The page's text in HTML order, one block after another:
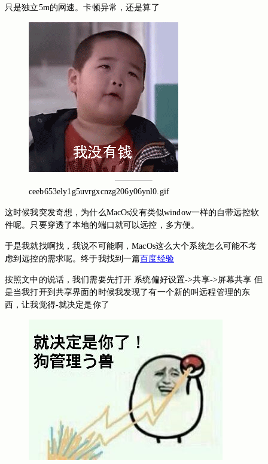
只是独立5m的网速。卡顿异常，还是算了
ceeb653ely1g5uvrgxcnzg206y06ynl0.gif
这时候我突发奇想，为什么MacOs没有类似window一样的自带远控软
件呢。只要穿透了本地的端口就可以远控，多方便。
于是我就找啊找，我说不可能啊，MacOs这么大个系统怎么可能不考
虑到远控的需求呢。终于我找到一篇百度经验
按照文中的说话，我们需要先打开 系统偏好设置->共享->屏幕共享 但
是当我打开到共享界面的时候我发现了有一个新的叫远程管理的东
西，让我觉得-就决定是你了